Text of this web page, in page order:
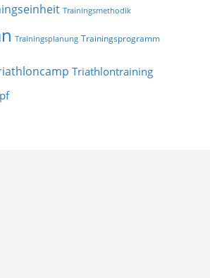
Trainingsmethodik
Trainingsplanung Trainingsprogramm
Triathlontraining